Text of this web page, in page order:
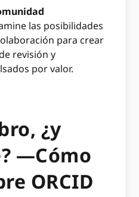
las posibilidades
para crear
revisión y
​​por valor.
¿y
—Cómo
ORCID